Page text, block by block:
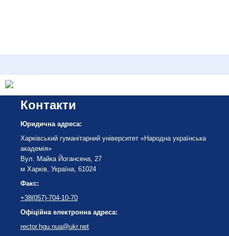
Контакти
Юридична адреса:
Харківський гуманітарний університет «Народна українська
академія»
Вул. Майка Йогансена, 27
м Харків, Україна, 61024
Факс:
+38(057)-704-10-70
Офіційна електронна адреса:
rector.hgu.nua@ukr.net